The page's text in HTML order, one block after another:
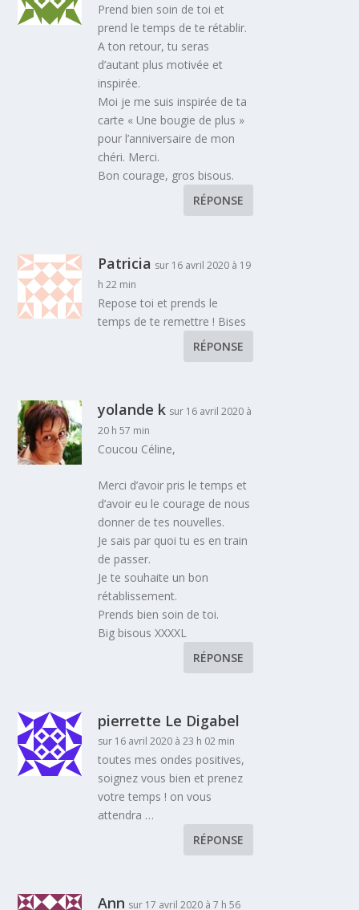
Prend bien soin de toi et
prend le temps de te rétablir.
A ton retour, tu seras
d’autant plus motivée et
inspirée.
Moi je me suis inspirée de ta
carte « Une bougie de plus »
pour l’anniversaire de mon
chéri. Merci.
Bon courage, gros bisous.
RÉPONSE
Patricia sur 16 avril 2020 à 19
h 22 min
Repose toi et prends le
temps de te remettre ! Bises
RÉPONSE
yolande k sur 16 avril 2020 à
20 h 57 min
Coucou Céline,
Merci d’avoir pris le temps et
d’avoir eu le courage de nous
donner de tes nouvelles.
Je sais par quoi tu es en train
de passer.
Je te souhaite un bon
rétablissement.
Prends bien soin de toi.
Big bisous XXXXL
RÉPONSE
pierrette Le Digabel
sur 16 avril 2020 à 23 h 02 min
toutes mes ondes positives,
soignez vous bien et prenez
votre temps ! on vous
attendra …
RÉPONSE
Ann sur 17 avril 2020 à 7 h 56